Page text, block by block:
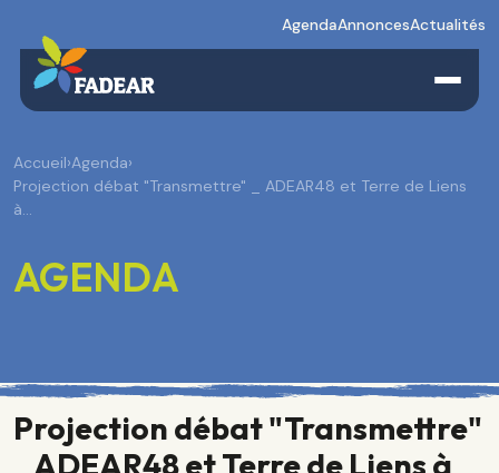
AgendaAnnoncesActualités
Accueil›Agenda›
Projection débat "Transmettre" _ ADEAR48 et Terre de Liens
à…
AGENDA
Projection débat "Transmettre"
_ ADEAR48 et Terre de Liens à